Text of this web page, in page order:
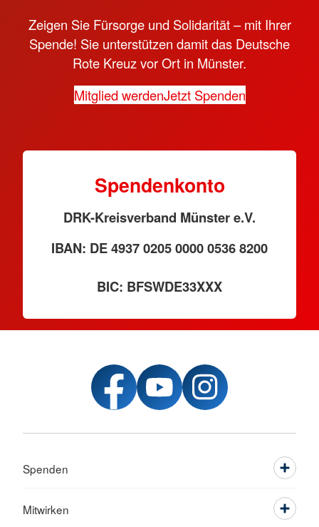
Zeigen Sie Fürsorge und Solidarität – mit Ihrer
Spende! Sie unterstützen damit das Deutsche
Rote Kreuz vor Ort in Münster.
Mitglied werdenJetzt Spenden
Spendenkonto
DRK-Kreisverband Münster e.V.
IBAN: DE 4937 0205 0000 0536 8200
BIC: BFSWDE33XXX
Spenden
Mitwirken